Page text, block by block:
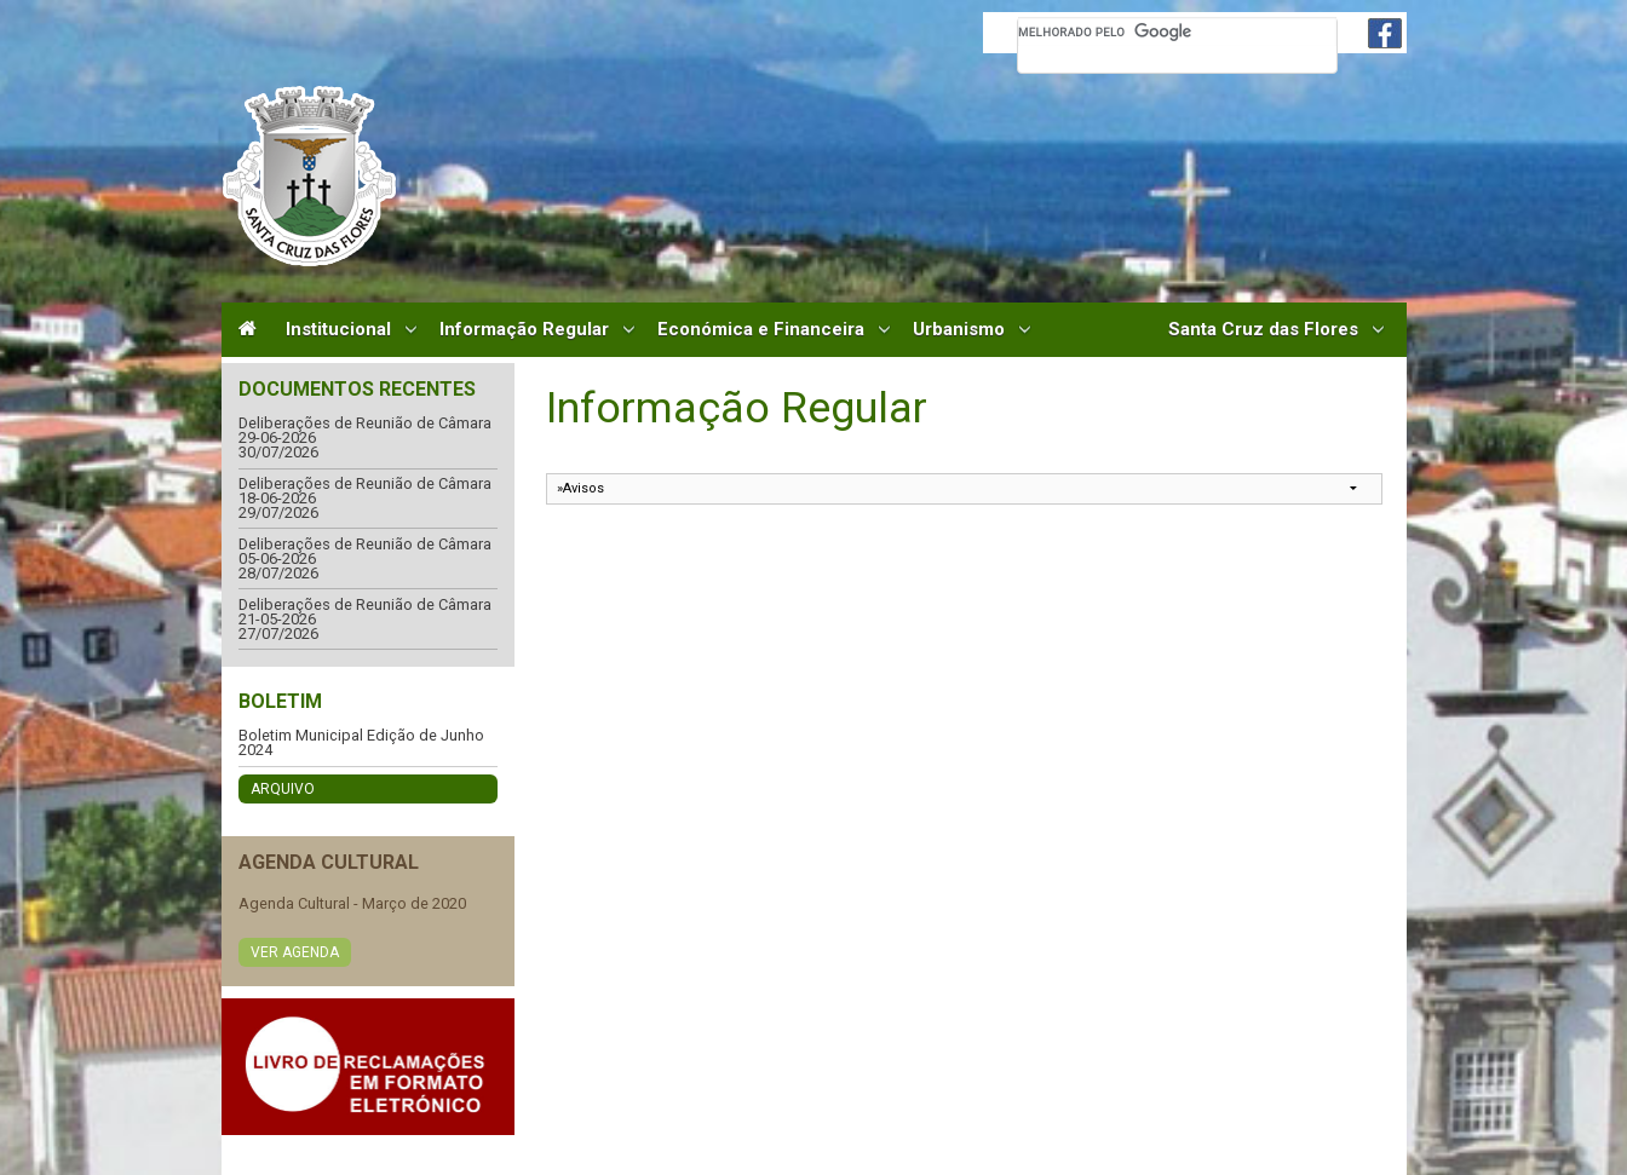
Institucional Informação Regular Económica e Financeira Urbanismo Santa Cruz das Flores
DOCUMENTOS RECENTES
Deliberações de Reunião de Câmara
29-06-2026
30/07/2026
Deliberações de Reunião de Câmara
18-06-2026
29/07/2026
Deliberações de Reunião de Câmara
05-06-2026
28/07/2026
Deliberações de Reunião de Câmara
21-05-2026
27/07/2026
BOLETIM
Boletim Municipal Edição de Junho
2024
ARQUIVO
AGENDA CULTURAL
Agenda Cultural - Março de 2020
VER AGENDA
Informação Regular